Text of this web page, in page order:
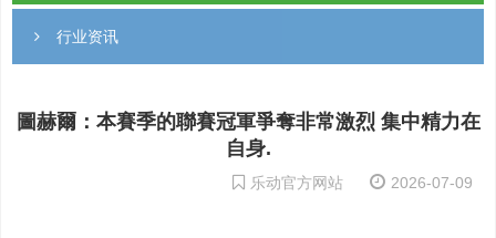
行业资讯
圖赫爾：本賽季的聯賽冠軍爭奪非常激烈 集中精力在
自身.
乐动官方网站 2026-07-09